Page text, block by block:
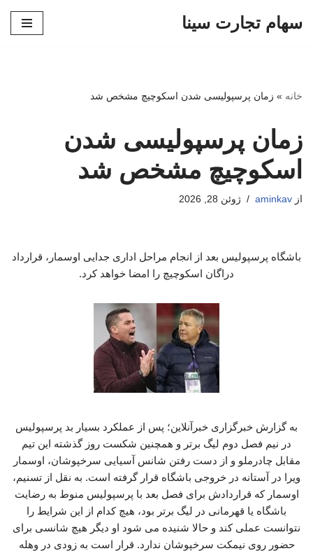
سهام تجارت سینا
خانه » زمان پرسپولیسی شدن اسکوچیچ مشخص شد
زمان پرسپولیسی شدن
اسکوچیچ مشخص شد
از aminkav ژوئن 28, 2026
باشگاه پرسپولیس بعد از انجام مراحل اداری جدایی اوسمار، قرارداد
دراگان اسکوچیچ را امضا خواهد کرد.
به گزارش خبرگزاری خبرآنلاین؛ پس از عملکرد بسیار بد پرسپولیس
در نیم فصل دوم لیگ برتر و همچنین شکست روز گذشته این تیم
مقابل چادرملو و از دست رفتن شانس آسیایی سرخپوشان، اوسمار
ویرا در آستانه در خروجی باشگاه قرار گرفته است. به نقل از تسنیم،
اوسمار که قراردادش برای فصل بعد با پرسپولیس منوط به رضایت
باشگاه یا قهرمانی در لیگ برتر بود، هیچ کدام از این شرایط را
نتوانست عملی کند و حالا شنیده می شود او دیگر هیچ شانسی برای
حضور روی نیمکت سرخپوشان ندارد. قرار است به زودی در وهله